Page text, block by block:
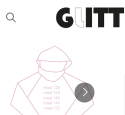
direct
hoofdinhoud